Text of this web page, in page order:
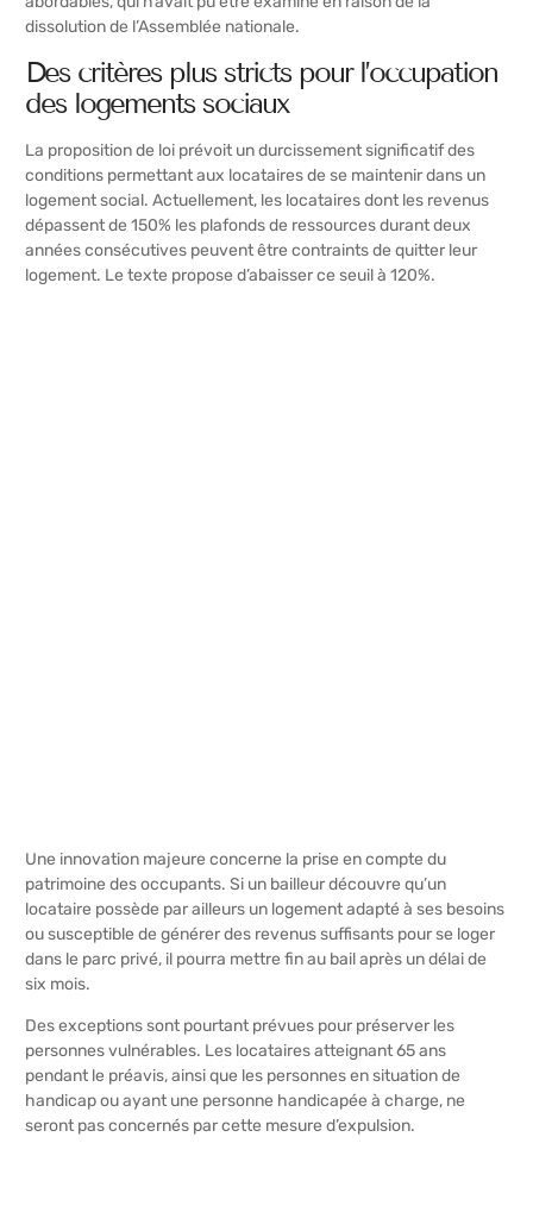
dissolution de l’Assemblée nationale.
Des critères plus stricts pour l’occupation
des logements sociaux
La proposition de loi prévoit un durcissement significatif des
conditions permettant aux locataires de se maintenir dans un
logement social. Actuellement, les locataires dont les revenus
dépassent de 150% les plafonds de ressources durant deux
années consécutives peuvent être contraints de quitter leur
logement. Le texte propose d’abaisser ce seuil à 120%.
Une innovation majeure concerne la prise en compte du
patrimoine des occupants. Si un bailleur découvre qu’un
locataire possède par ailleurs un logement adapté à ses besoins
ou susceptible de générer des revenus suffisants pour se loger
dans le parc privé, il pourra mettre fin au bail après un délai de
six mois.
Des exceptions sont pourtant prévues pour préserver les
personnes vulnérables. Les locataires atteignant 65 ans
pendant le préavis, ainsi que les personnes en situation de
handicap ou ayant une personne handicapée à charge, ne
seront pas concernés par cette mesure d’expulsion.